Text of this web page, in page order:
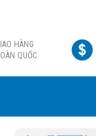
HÀNG
QUỐC